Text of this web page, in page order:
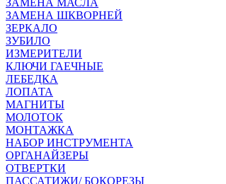
ЗАМЕНА МАСЛА
ЗАМЕНА ШКВОРНЕЙ
ЗЕРКАЛО
ЗУБИЛО
ИЗМЕРИТЕЛИ
КЛЮЧИ ГАЕЧНЫЕ
ЛЕБЕДКА
ЛОПАТА
МАГНИТЫ
МОЛОТОК
МОНТАЖКА
НАБОР ИНСТРУМЕНТА
ОРГАНАЙЗЕРЫ
ОТВЕРТКИ
ПАССАТИЖИ/ БОКОРЕЗЫ